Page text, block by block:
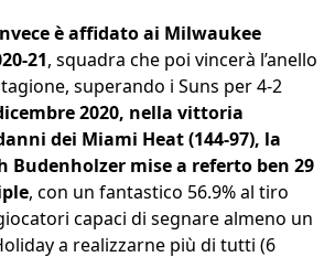
è affidato ai Milwaukee
21, squadra che poi vincerà l’anello
superando i Suns per 4-2
2020, nella vittoria
dei Miami Heat (144-97), la
Budenholzer mise a referto ben 29
, con un fantastico 56.9% al tiro
capaci di segnare almeno un
a realizzarne più di tutti (6